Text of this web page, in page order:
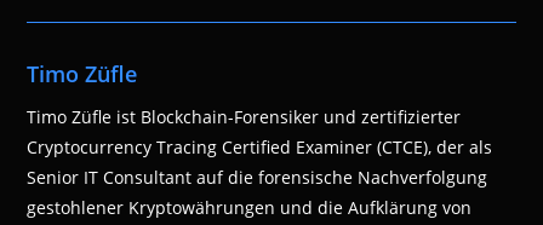
Timo Züfle
Timo Züfle ist Blockchain-Forensiker und zertifizierter
Cryptocurrency Tracing Certified Examiner (CTCE), der als
Senior IT Consultant auf die forensische Nachverfolgung
gestohlener Kryptowährungen und die Aufklärung von